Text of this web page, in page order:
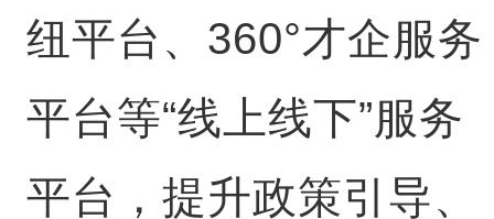
纽平台、360°才企服务
平台等“线上线下”服务
平台，提升政策引导、